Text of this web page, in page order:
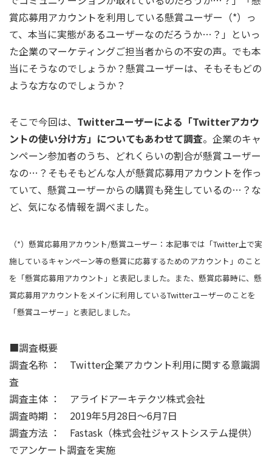
賞応募用アカウントを利用している懸賞ユーザー（*）っ
て、本当に実態があるユーザーなのだろうか…？」といっ
た企業のマーケティングご担当者からの不安の声。でも本
当にそうなのでしょうか？懸賞ユーザーは、そもそもどの
ような方なのでしょうか？
そこで今回は、 Twitterユーザーによる「Twitterアカウ
ントの使い分け方」についてもあわせて調査。企業のキャ
ンペーン参加者のうち、どれくらいの割合が懸賞ユーザー
なの…？そもそもどんな人が懸賞応募用アカウントを作っ
ていて、懸賞ユーザーからの購買も発生しているの…？な
ど、気になる情報を調べました。
（*）懸賞応募用アカウント/懸賞ユーザー：本記事では「Twitter上で実
施しているキャンペーン等の懸賞に応募するためのアカウント」のこと
を「懸賞応募用アカウント」と表記しました。また、懸賞応募時に、懸
賞応募用アカウントをメインに利用しているTwitterユーザーのことを
「懸賞ユーザー」と表記しました。
■調査概要
調査名称 ： Twitter企業アカウント利用に関する意識調
査
調査主体 ： アライドアーキテクツ株式会社
調査時期 ： 2019年5月28日～6月7日
調査方法 ： Fastask（株式会社ジャストシステム提供）
でアンケート調査を実施